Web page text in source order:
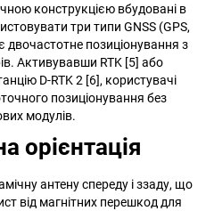
конструкцією вбудовані в
три типи GNSS (GPS,
двочастотне позиціонування з
Активувавши RTK [5] або
D-RTK 2 [6], користувачі
позиціонування без
модулів.
орієнтація
антену спереду і ззаду, що
від магнітних перешкод для